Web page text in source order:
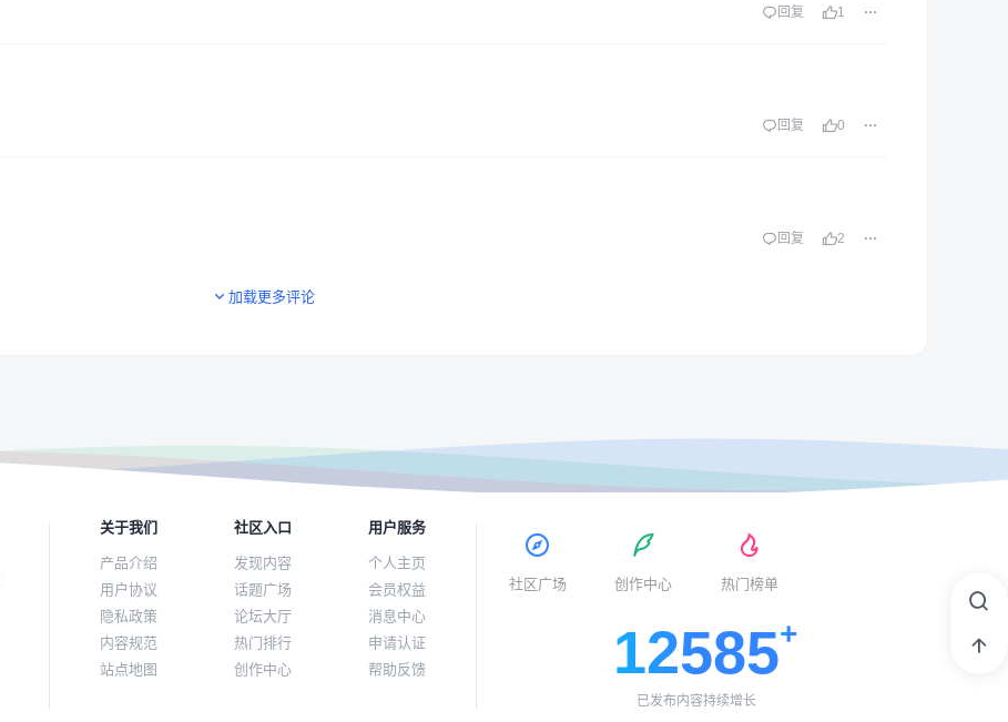
回复 1
回复 0
回复 2
加载更多评论
关于我们
产品介绍
用户协议
隐私政策
内容规范
站点地图
社区入口
发现内容
话题广场
论坛大厅
热门排行
创作中心
用户服务
个人主页
会员权益
消息中心
申请认证
帮助反馈
社区广场 创作中心 热门榜单
12585
已发布内容持续增长